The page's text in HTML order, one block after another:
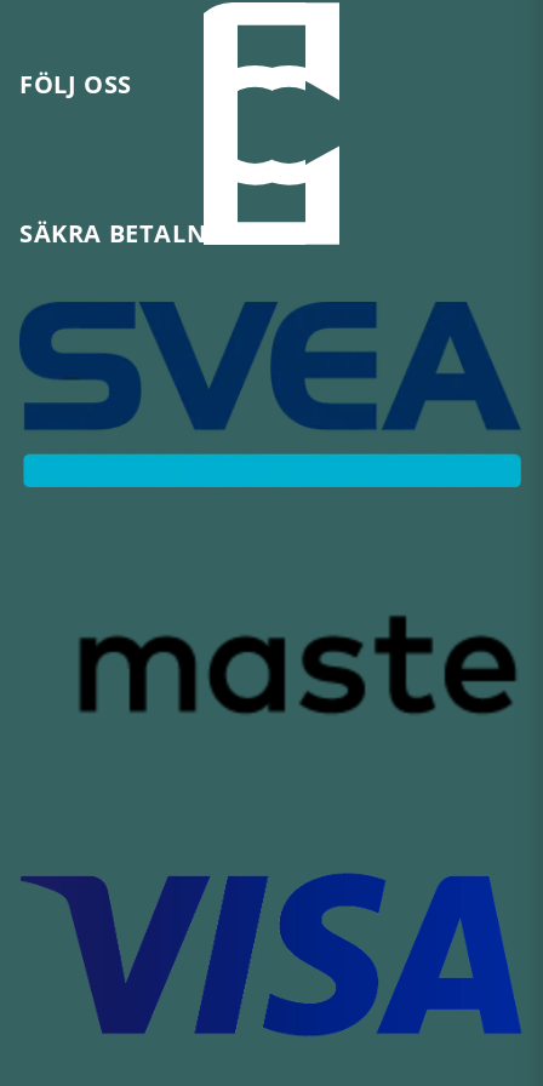
FÖLJ OSS
SÄKRA BETALNINGAR